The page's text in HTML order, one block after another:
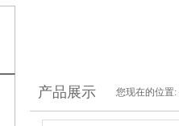
产品展示 您现在的位置: